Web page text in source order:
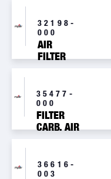
32198-
000
AIR
FILTER
35477-
000
FILTER
CARB. AIR
36616-
003